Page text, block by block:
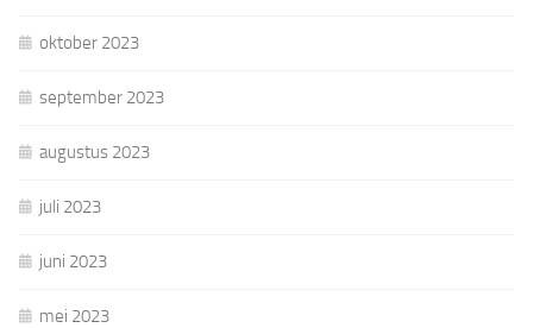
oktober 2023
september 2023
augustus 2023
juli 2023
juni 2023
mei 2023